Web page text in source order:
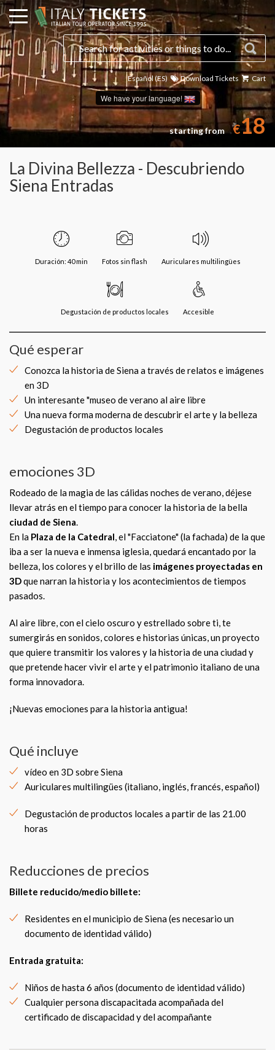
Español (ES)
We have your language!
Download Tickets Cart
starting from €18
La Divina Bellezza - Descubriendo
Siena Entradas
Duración: 40 min Fotos sin flash Auriculares multilingües
Degustación de productos locales Accesible
Qué esperar
Conozca la historia de Siena a través de relatos e imágenes
en 3D
Un interesante "museo de verano al aire libre
Una nueva forma moderna de descubrir el arte y la belleza
Degustación de productos locales
emociones 3D
Rodeado de la magia de las cálidas noches de verano, déjese
llevar atrás en el tiempo para conocer la historia de la bella
ciudad de Siena.
En la Plaza de la Catedral, el "Facciatone" (la fachada) de la que
iba a ser la nueva e inmensa iglesia, quedará encantado por la
belleza, los colores y el brillo de las imágenes proyectadas en
3Dque narran la historia y los acontecimientos de tiempos
pasados.
Al aire libre, con el cielo oscuro y estrellado sobre ti, te
sumergirás en sonidos, colores e historias únicas, un proyecto
que quiere transmitir los valores y la historia de una ciudad y
que pretende hacer vivir el arte y el patrimonio italiano de una
forma innovadora.
¡Nuevas emociones para la historia antigua!
Qué incluye
vídeo en 3D sobre Siena
Auriculares multilingües (italiano, inglés, francés, español)
Degustación de productos locales a partir de las 21.00
horas
Reducciones de precios
Billete reducido/medio billete:
Residentes en el municipio de Siena (es necesario un
documento de identidad válido)
Entrada gratuita:
Niños de hasta 6 años (documento de identidad válido)
Cualquier persona discapacitada acompañada del
certificado de discapacidad y del acompañante